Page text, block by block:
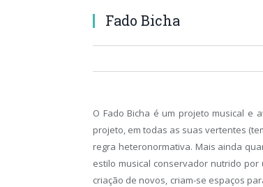
Fado Bicha
O Fado Bicha é um projeto musical e
projeto, em todas as suas vertentes
regra heteronormativa. Mais ainda
estilo musical conservador nutrido
criação de novos, criam-se espaços